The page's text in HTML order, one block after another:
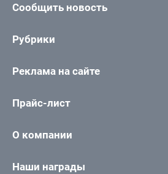
Сообщить новость
Рубрики
Реклама на сайте
Прайс-лист
О компании
Наши награды